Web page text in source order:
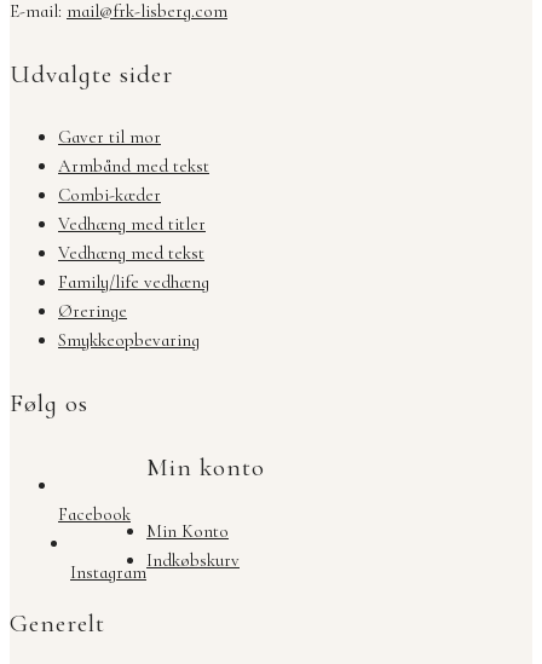
E-mail: mail@frk-lisberg.com
Udvalgte sider
Gaver til mor
Armbånd med tekst
Combi-kæder
Vedhæng med titler
Vedhæng med tekst
Family/life vedhæng
Øreringe
Smykkeopbevaring
Følg os
Facebook
Instagram
Min konto
Min Konto
Indkøbskurv
Generelt